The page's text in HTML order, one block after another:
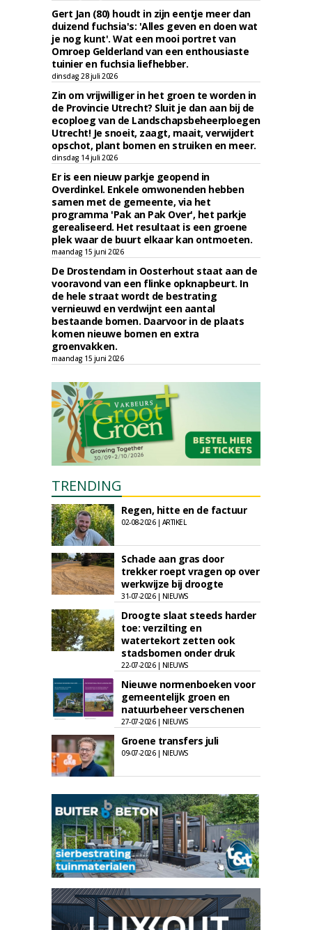
Gert Jan (80) houdt in zijn eentje meer dan
duizend fuchsia's: 'Alles geven en doen wat
je nog kunt'. Wat een mooi portret van
Omroep Gelderland van een enthousiaste
tuinier en fuchsia liefhebber.
dinsdag 28 juli 2026
Zin om vrijwilliger in het groen te worden in
de Provincie Utrecht? Sluit je dan aan bij de
ecoploeg van de Landschapsbeheerploegen
Utrecht! Je snoeit, zaagt, maait, verwijdert
opschot, plant bomen en struiken en meer.
dinsdag 14 juli 2026
Er is een nieuw parkje geopend in
Overdinkel. Enkele omwonenden hebben
samen met de gemeente, via het
programma 'Pak an Pak Over', het parkje
gerealiseerd. Het resultaat is een groene
plek waar de buurt elkaar kan ontmoeten.
maandag 15 juni 2026
De Drostendam in Oosterhout staat aan de
vooravond van een flinke opknapbeurt. In
de hele straat wordt de bestrating
vernieuwd en verdwijnt een aantal
bestaande bomen. Daarvoor in de plaats
komen nieuwe bomen en extra
groenvakken.
maandag 15 juni 2026
TRENDING
Regen, hitte en de factuur
02-08-2026 | ARTIKEL
Schade aan gras door
trekker roept vragen op over
werkwijze bij droogte
31-07-2026 | NIEUWS
Droogte slaat steeds harder
toe: verzilting en
watertekort zetten ook
stadsbomen onder druk
22-07-2026 | NIEUWS
Nieuwe normenboeken voor
gemeentelijk groen en
natuurbeheer verschenen
27-07-2026 | NIEUWS
Groene transfers juli
09-07-2026 | NIEUWS